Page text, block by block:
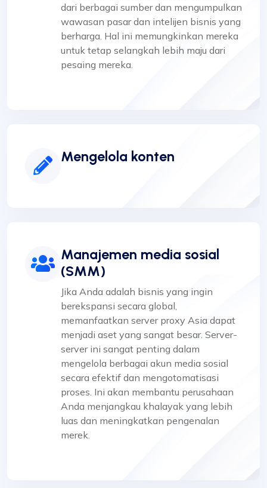
dari berbagai sumber dan mengumpulkan
wawasan pasar dan intelijen bisnis yang
berharga. Hal ini memungkinkan mereka
untuk tetap selangkah lebih maju dari
pesaing mereka.
Mengelola konten
Manajemen media sosial
(SMM)
Jika Anda adalah bisnis yang ingin
berekspansi secara global,
memanfaatkan server proxy Asia dapat
menjadi aset yang sangat besar. Server-
server ini sangat penting dalam
mengelola berbagai akun media sosial
secara efektif dan mengotomatisasi
proses. Ini akan membantu perusahaan
Anda menjangkau khalayak yang lebih
luas dan meningkatkan pengenalan
merek.